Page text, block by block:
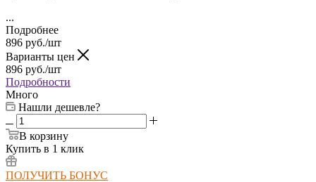
...
Подробнее
896 руб./шт
Варианты цен
896 руб./шт
Подробности
Много
Нашли дешевле?
В корзину
Купить в 1 клик
ПОЛУЧИТЬ БОНУС